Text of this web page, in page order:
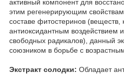
активный компонент для
этим регенерирующим
составе фитостеринов (веществ,
антиоксидантным воздействием
свободных радикалов), данный
союзником в борьбе с
Экстракт солодки: Обладает